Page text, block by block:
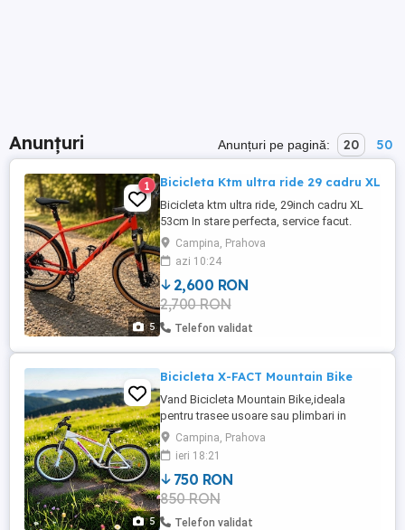
Anunțuri Anunțuri pe pagină: 20 50
5
1 Bicicleta Ktm ultra ride 29 cadru XL
Bicicleta ktm ultra ride, 29inch cadru XL
53cm In stare perfecta, service facut.
FURCĂ: Pe aer. Suntour XCR 32 Air LO DS
100mm SCHIMBĂTOR FAȚĂ: SRAM SX
Eagle 12speed MANETĂ SCHIMBĂTOR:
SRAM SX Eagle Trigger BRAȚ PEDALIER:
SRAM SX Eagle 34T CASETĂ PINIOANE:
SRAM PG-1210 EAGLE 11-50 LANȚ: SRAM
NX Eagle FRÂNE: ...
Campina, Prahova
azi 10:24
2,600 RON
2,700 RON
Telefon validat
5
Bicicleta X-FACT Mountain Bike
Vand Bicicleta Mountain Bike,ideala
pentru trasee usoare sau plimbari in
oras.Constructie solida,confortabila si
usor de manevrat. Roti 26 Inch Cadru
aluminiu ,marime 19 inch 48 cm Furca fata
suspensie Transmisie Shimano RevoShift
Frane V-brake Culoare alb cu roz Stare
foarte buna Functioneaza ...
Campina, Prahova
ieri 18:21
750 RON
850 RON
Telefon validat